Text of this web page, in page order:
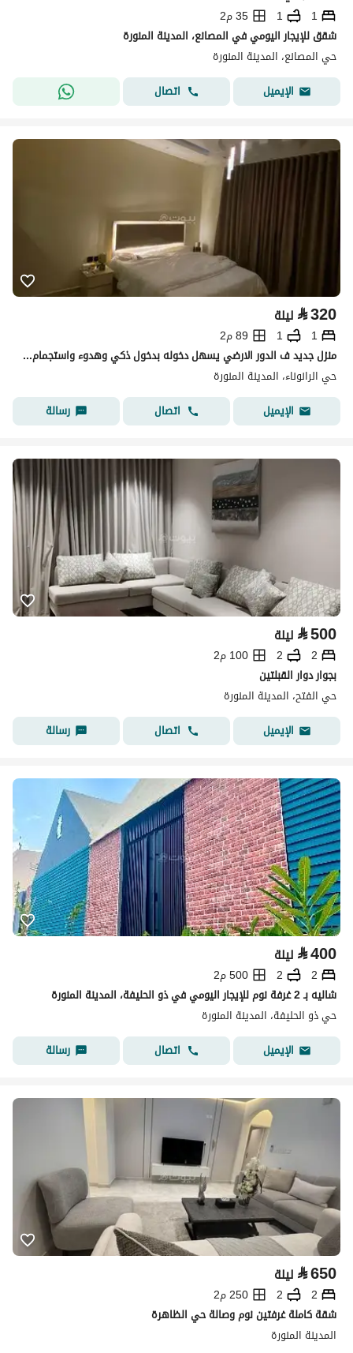
1
1
35 م2
شقق للإيجار اليومي في المصانع، المدينة المنورة
حي المصانع، المدينة المنورة
الإيميل
اتصال
⃁320 ليلة
1
1
89 م2
منزل جديد ف الدور الارضي يسهل دخوله بدخول ذكي وهدوء واستجمام لك ولعائلك وتحظى بلحظات جميله لنفسك
حي الرانوناء، المدينة المنورة
الإيميل
اتصال رسالة
⃁500 ليلة
2
2
100 م2
بجوار دوار القبلتين
حي الفتح، المدينة المنورة
الإيميل
اتصال رسالة
⃁400 ليلة
2
2
500 م2
شاليه بـ 2 غرفة نوم للإيجار اليومي في ذو الحليفة، المدينة المنورة
حي ذو الحليفة، المدينة المنورة
الإيميل
اتصال رسالة
⃁650 ليلة
2
2
250 م2
شقة كاملة غرفتين نوم وصالة حي الظاهرة
المدينة المنورة